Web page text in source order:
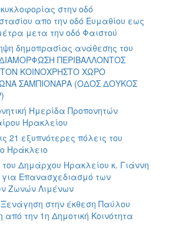
στην οδό
απο την οδό Ευμαθίου εως
μετα την οδό Φαιστού
δημοπρασίας ανάθεσης του
ΠΕΡΙΒΑΛΛΟΝΤΟΣ
ΚΟΙΝΟΧΡΗΣΤΟ ΧΩΡΟ
ΣΑΜΠΙΟΝΑΡΑ (ΟΔΟΣ ΔΟΥΚΟΣ
Ημερίδα Προπονητών
Ηρακλείου
21 εξυπνότερες πόλεις του
Ηράκλειο
Δημάρχου Ηρακλείου κ. Γιάννη
για Επανασχεδιασμό των
Ζωνών Λιμένων
στην έκθεση Παύλου
από την 1η Δημοτική Κοινότητα